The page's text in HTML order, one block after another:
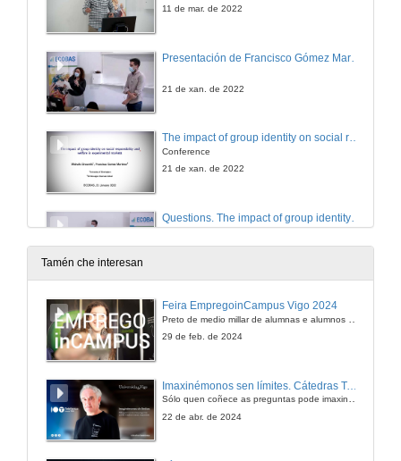
11 de mar. de 2022
21 de xan. de 2022
The impact of group identity on social responsibility and welfare in experimental markets
Conference
21 de xan. de 2022
21 de xan. de 2022
Conferencia
Presentation of Gennaro Ascione
Tamén che interesan
Feira EmpregoinCampus Vigo 2024
29 de feb. de 2024
Imaxinémonos sen límites. Cátedras Telefónica
Sólo quen coñece as preguntas pode imaxinar novas respostas
22 de abr. de 2024